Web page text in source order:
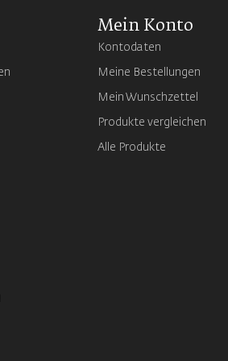
Mein Konto
Kontodaten
Meine Bestellungen
Mein Wunschzettel
Produkte vergleichen
Alle Produkte